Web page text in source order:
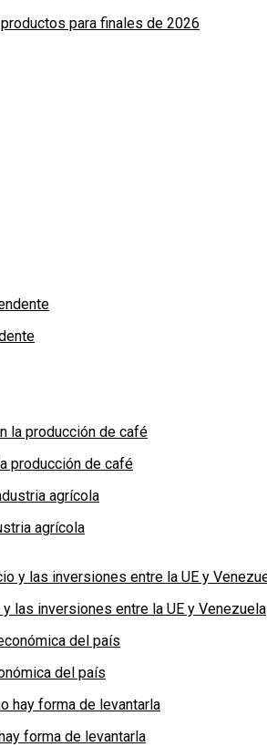
para finales de 2026
producción de café
agrícola
las inversiones entre la UE y Venezuela
del país
forma de levantarla